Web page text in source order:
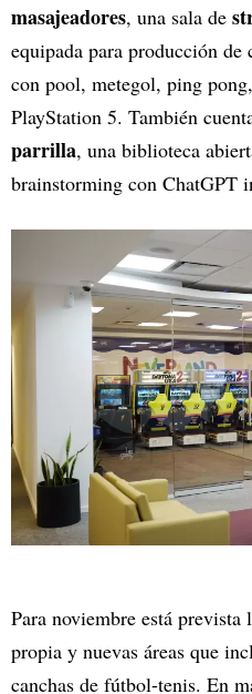
masajeadores, una sala de
equipada para producción de
con pool, metegol, ping
PlayStation 5. También
parrilla, una biblioteca
brainstorming con ChatGPT
Para noviembre está prevista
propia y nuevas áreas que
canchas de fútbol-tenis. En